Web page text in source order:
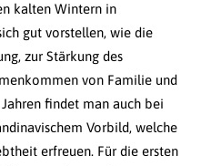
kalten Wintern in
gut vorstellen, wie die
zur Stärkung des
von Familie und
findet man auch bei
Vorbild, welche
erfreuen. Für die ersten